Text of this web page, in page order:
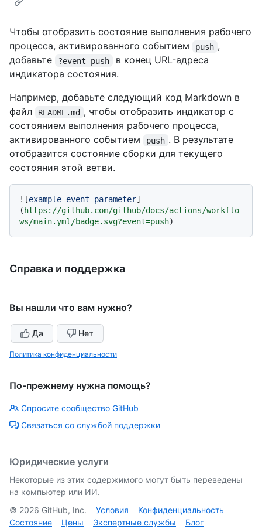
Чтобы отобразить состояние выполнения рабочего
процесса, активированного событием
push ,
добавьте
?event=push
в конец URL-адреса
индикатора состояния.
Например, добавьте следующий код Markdown в
файл
README.md , чтобы отобразить индикатор с
состоянием выполнения рабочего процесса,
активированного событием
push . В результате
отобразится состояние сборки для текущего
состояния этой ветви.
![example event parameter]
( https://github.com/github/docs/actions/workflo
ws/main.yml/badge.svg?event=push
Справка и поддержка
Вы нашли что вам нужно?
Да Нет
Политика конфиденциальности
По-прежнему нужна помощь?
Спросите сообщество GitHub
Связаться со службой поддержки
Юридические услуги
Некоторые из этих содержимого могут быть переведены
на компьютер или ИИ.
© 2026 GitHub, Inc. Условия
Конфиденциальность
Состояние
Цены Экспертные службы Блог